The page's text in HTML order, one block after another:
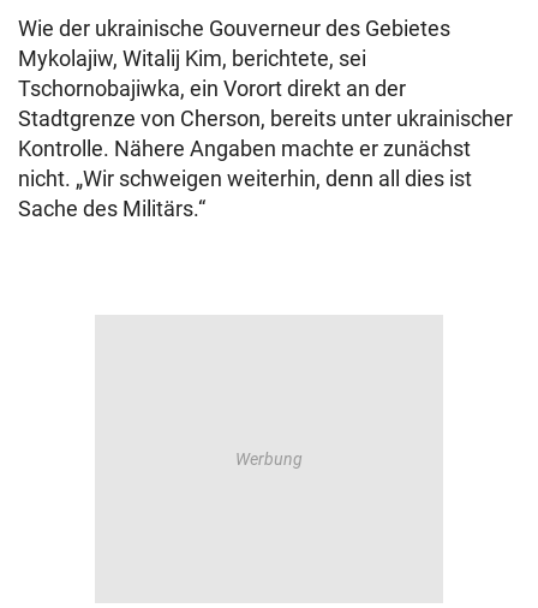
Wie der ukrainische Gouverneur des Gebietes
Mykolajiw, Witalij Kim, berichtete, sei
Tschornobajiwka, ein Vorort direkt an der
Stadtgrenze von Cherson, bereits unter ukrainischer
Kontrolle. Nähere Angaben machte er zunächst
nicht. „Wir schweigen weiterhin, denn all dies ist
Sache des Militärs.“